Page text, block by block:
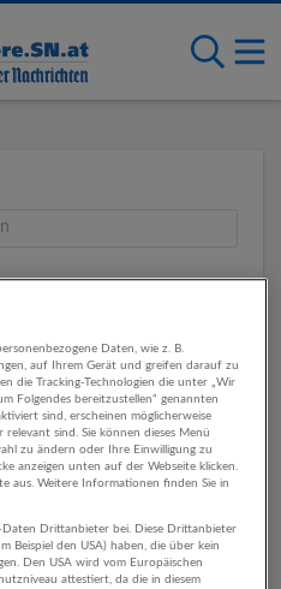
Daten, wie z. B.
auf Ihrem Gerät und greifen darauf zu
die Tracking-Technologien die unter „Wir
Folgendes bereitzustellen“ genannten
sind, erscheinen möglicherweise
sind. Sie können dieses Menü
zu ändern oder Ihre Einwilligung zu
anzeigen unten auf der Webseite klicken.
aus. Weitere Informationen finden Sie in
Drittanbieter bei. Diese Drittanbieter
Beispiel den USA) haben, die über kein
Den USA wird vom Europäischen
attestiert, da die in diesem